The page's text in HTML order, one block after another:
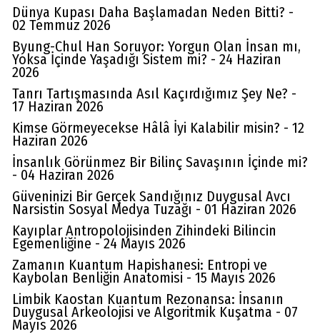
Dünya Kupası Daha Başlamadan Neden Bitti? -
02 Temmuz 2026
Byung-Chul Han Soruyor: Yorgun Olan İnsan mı,
Yoksa İçinde Yaşadığı Sistem mi? - 24 Haziran
2026
Tanrı Tartışmasında Asıl Kaçırdığımız Şey Ne? -
17 Haziran 2026
Kimse Görmeyecekse Hâlâ İyi Kalabilir misin? - 12
Haziran 2026
İnsanlık Görünmez Bir Bilinç Savaşının İçinde mi?
- 04 Haziran 2026
Güveninizi Bir Gerçek Sandığınız Duygusal Avcı
Narsistin Sosyal Medya Tuzağı - 01 Haziran 2026
Kayıplar Antropolojisinden Zihindeki Bilincin
Egemenliğine - 24 Mayıs 2026
Zamanın Kuantum Hapishanesi: Entropi ve
Kaybolan Benliğin Anatomisi - 15 Mayıs 2026
Limbik Kaostan Kuantum Rezonansa: İnsanın
Duygusal Arkeolojisi ve Algoritmik Kuşatma - 07
Mayıs 2026